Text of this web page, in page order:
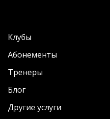
Клубы
Абонементы
Тренеры
Блог
Другие услуги